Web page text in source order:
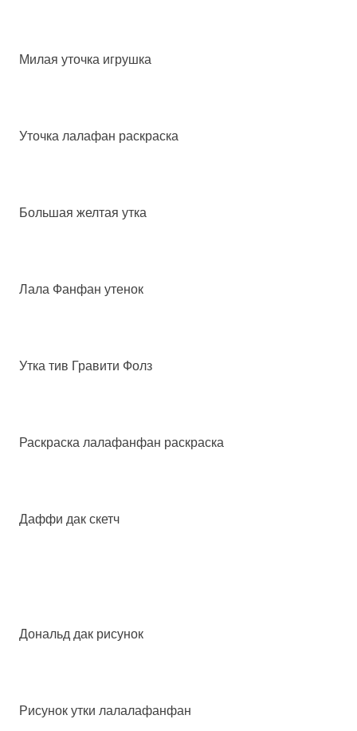
Милая уточка игрушка
Уточка лалафан раскраска
Большая желтая утка
Лала Фанфан утенок
Утка тив Гравити Фолз
Раскраска лалафанфан раскраска
Даффи дак скетч
Дональд дак рисунок
Рисунок утки лалалафанфан